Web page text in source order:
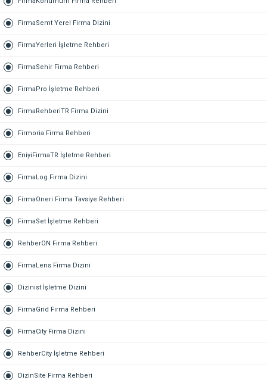
FirmaSemt Yerel Firma Dizini
FirmaYerleri İşletme Rehberi
FirmaSehir Firma Rehberi
FirmaPro İşletme Rehberi
FirmaRehberiTR Firma Dizini
Firmoria Firma Rehberi
EniyiFirmaTR İşletme Rehberi
FirmaLog Firma Dizini
FirmaOneri Firma Tavsiye Rehberi
FirmaSet İşletme Rehberi
RehberON Firma Rehberi
FirmaLens Firma Dizini
Dizinist İşletme Dizini
FirmaGrid Firma Rehberi
FirmaCity Firma Dizini
RehberCity İşletme Rehberi
DizinSite Firma Rehberi